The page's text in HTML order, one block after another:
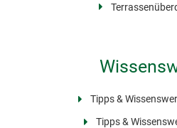
Tipps &
Tipps &